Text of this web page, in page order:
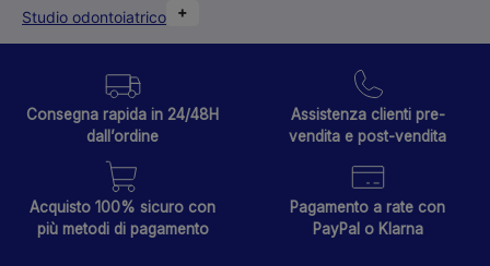
Studio odontoiatrico +
Consegna rapida in 24/48H
dall’ordine
Assistenza clienti pre-
vendita e post-vendita
Acquisto 100% sicuro con
più metodi di pagamento
Pagamento a rate con
PayPal o Klarna